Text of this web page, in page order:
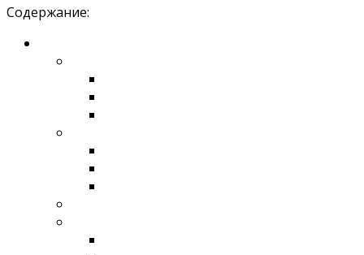
Содержание: